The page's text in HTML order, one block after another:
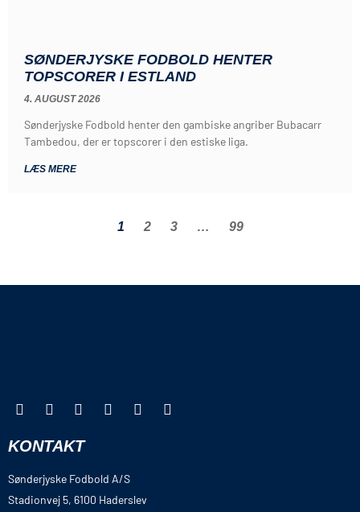
SØNDERJYSKE FODBOLD HENTER
TOPSCORER I ESTLAND
4. AUGUST 2026
Sønderjyske Fodbold henter den gambiske angriber Bubacarr
Tambedou, der er topscorer i den estiske liga.
LÆS MERE
1 2 3 … 99
KONTAKT
Sønderjyske Fodbold A/S
Stadionvej 5, 6100 Haderslev